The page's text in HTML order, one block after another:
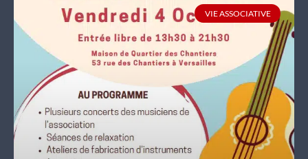
VIE ASSOCIATIVE